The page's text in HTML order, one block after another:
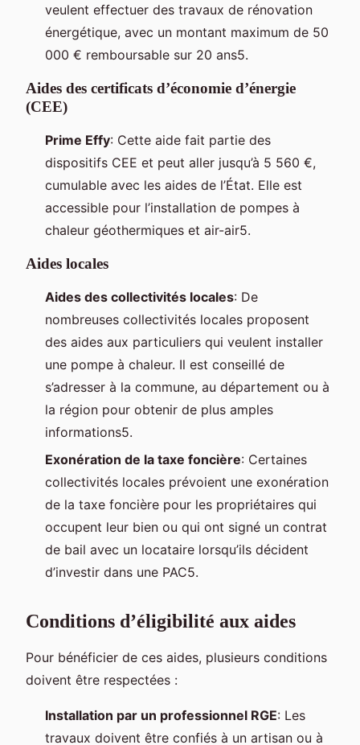
veulent effectuer des travaux de rénovation
énergétique, avec un montant maximum de 50
000 € remboursable sur 20 ans5.
Aides des certificats d’économie d’énergie
(CEE)
Prime Effy: Cette aide fait partie des
dispositifs CEE et peut aller jusqu’à 5 560 €,
cumulable avec les aides de l’État. Elle est
accessible pour l’installation de pompes à
chaleur géothermiques et air-air5.
Aides locales
Aides des collectivités locales: De
nombreuses collectivités locales proposent
des aides aux particuliers qui veulent installer
une pompe à chaleur. Il est conseillé de
s’adresser à la commune, au département ou à
la région pour obtenir de plus amples
informations5.
Exonération de la taxe foncière: Certaines
collectivités locales prévoient une exonération
de la taxe foncière pour les propriétaires qui
occupent leur bien ou qui ont signé un contrat
de bail avec un locataire lorsqu’ils décident
d’investir dans une PAC5.
Conditions d’éligibilité aux aides
Pour bénéficier de ces aides, plusieurs conditions
doivent être respectées :
Installation par un professionnel RGE: Les
travaux doivent être confiés à un artisan ou à